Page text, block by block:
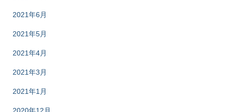
2021年6月
2021年5月
2021年4月
2021年3月
2021年1月
2020年12月